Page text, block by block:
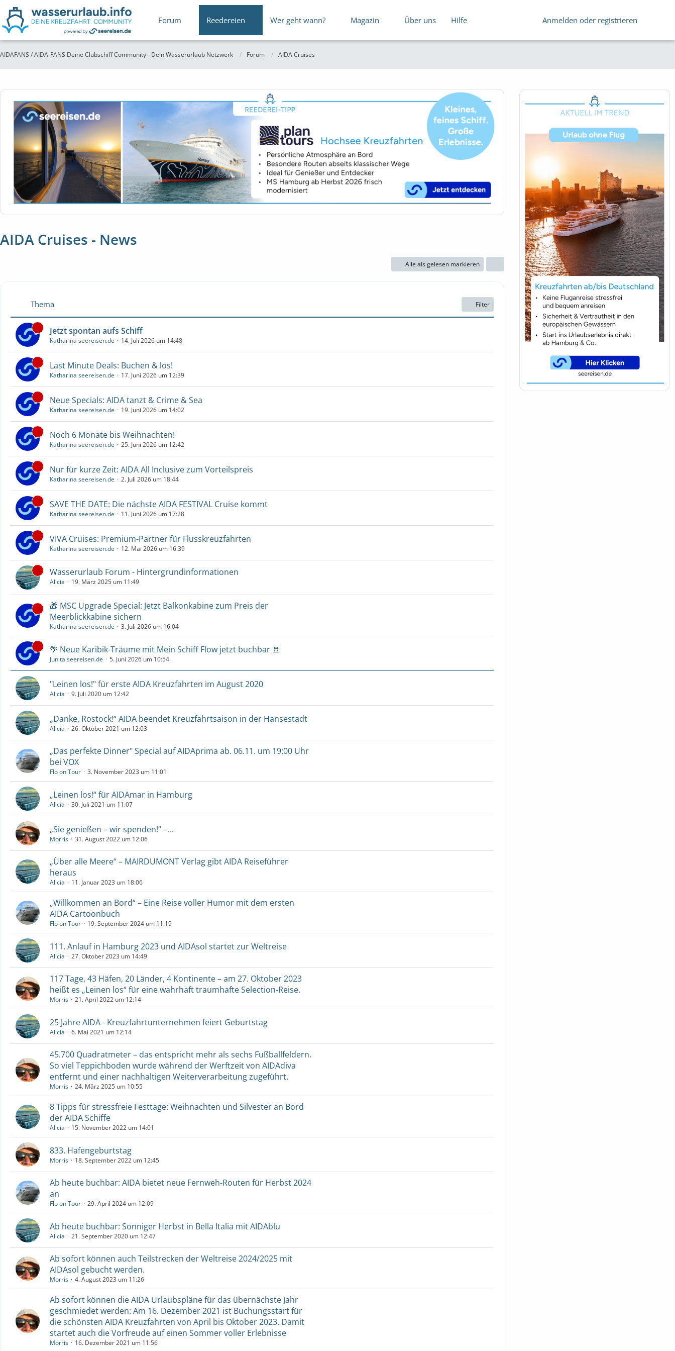
Forum Reedereien Wer geht wann? Magazin Über uns Hilfe Anmelden oder registrieren
AIDAFANS / AIDA-FANS Deine Clubschiff Community - Dein Wasserurlaub Netzwerk Forum AIDA Cruises
AIDA Cruises - News
Alle als gelesen markieren
Thema Filter
Jetzt spontan aufs Schiff
Katharina seereisen.de 14. Juli 2026 um 14:48
Last Minute Deals: Buchen & los!
Katharina seereisen.de 17. Juni 2026 um 12:39
Neue Specials: AIDA tanzt & Crime & Sea
Katharina seereisen.de 19. Juni 2026 um 14:02
Noch 6 Monate bis Weihnachten!
Katharina seereisen.de 25. Juni 2026 um 12:42
Nur für kurze Zeit: AIDA All Inclusive zum Vorteilspreis
Katharina seereisen.de 2. Juli 2026 um 18:44
SAVE THE DATE: Die nächste AIDA FESTIVAL Cruise kommt
Katharina seereisen.de 11. Juni 2026 um 17:28
VIVA Cruises: Premium-Partner für Flusskreuzfahrten
Katharina seereisen.de 12. Mai 2026 um 16:39
Wasserurlaub Forum - Hintergrundinformationen
Alicia 19. März 2025 um 11:49
🎁 MSC Upgrade Special: Jetzt Balkonkabine zum Preis der
Meerblickkabine sichern
Katharina seereisen.de 3. Juli 2026 um 16:04
🌴 Neue Karibik-Träume mit Mein Schiff Flow jetzt buchbar 🚢
Junita seereisen.de 5. Juni 2026 um 10:54
"Leinen los!" für erste AIDA Kreuzfahrten im August 2020
Alicia 9. Juli 2020 um 12:42
„Danke, Rostock!“ AIDA beendet Kreuzfahrtsaison in der Hansestadt
Alicia 26. Oktober 2021 um 12:03
„Das perfekte Dinner" Special auf AIDAprima ab. 06.11. um 19:00 Uhr
bei VOX
Flo on Tour 3. November 2023 um 11:01
„Leinen los!“ für AIDAmar in Hamburg
Alicia 30. Juli 2021 um 11:07
„Sie genießen – wir spenden!“ - ...
Morris 31. August 2022 um 12:06
„Über alle Meere“ – MAIRDUMONT Verlag gibt AIDA Reiseführer
heraus
Alicia 11. Januar 2023 um 18:06
„Willkommen an Bord“ – Eine Reise voller Humor mit dem ersten
AIDA Cartoonbuch
Flo on Tour 19. September 2024 um 11:19
111. Anlauf in Hamburg 2023 und AIDAsol startet zur Weltreise
Alicia 27. Oktober 2023 um 14:49
117 Tage, 43 Häfen, 20 Länder, 4 Kontinente – am 27. Oktober 2023
heißt es „Leinen los“ für eine wahrhaft traumhafte Selection-Reise.
Morris 21. April 2022 um 12:14
25 Jahre AIDA - Kreuzfahrtunternehmen feiert Geburtstag
Alicia 6. Mai 2021 um 12:14
45.700 Quadratmeter – das entspricht mehr als sechs Fußballfeldern.
So viel Teppichboden wurde während der Werftzeit von AIDAdiva
entfernt und einer nachhaltigen Weiterverarbeitung zugeführt.
Morris 24. März 2025 um 10:55
8 Tipps für stressfreie Festtage: Weihnachten und Silvester an Bord
der AIDA Schiffe
Alicia 15. November 2022 um 14:01
833. Hafengeburtstag
Morris 18. September 2022 um 12:45
Ab heute buchbar: AIDA bietet neue Fernweh-Routen für Herbst 2024
an
Flo on Tour 29. April 2024 um 12:09
Ab heute buchbar: Sonniger Herbst in Bella Italia mit AIDAblu
Alicia 21. September 2020 um 12:47
Ab sofort können auch Teilstrecken der Weltreise 2024/2025 mit
AIDAsol gebucht werden.
Morris 4. August 2023 um 11:26
Ab sofort können die AIDA Urlaubspläne für das übernächste Jahr
geschmiedet werden: Am 16. Dezember 2021 ist Buchungsstart für
die schönsten AIDA Kreuzfahrten von April bis Oktober 2023. Damit
startet auch die Vorfreude auf einen Sommer voller Erlebnisse
Morris 16. Dezember 2021 um 11:56